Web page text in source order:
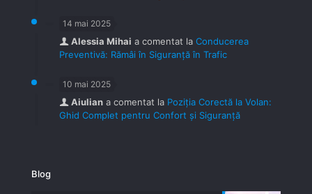
14 mai 2025
Alessia Mihai a comentat la Conducerea
Preventivă: Rămâi în Siguranță în Trafic
10 mai 2025
Aiulian a comentat la Poziția Corectă la Volan:
Ghid Complet pentru Confort și Siguranță
Blog